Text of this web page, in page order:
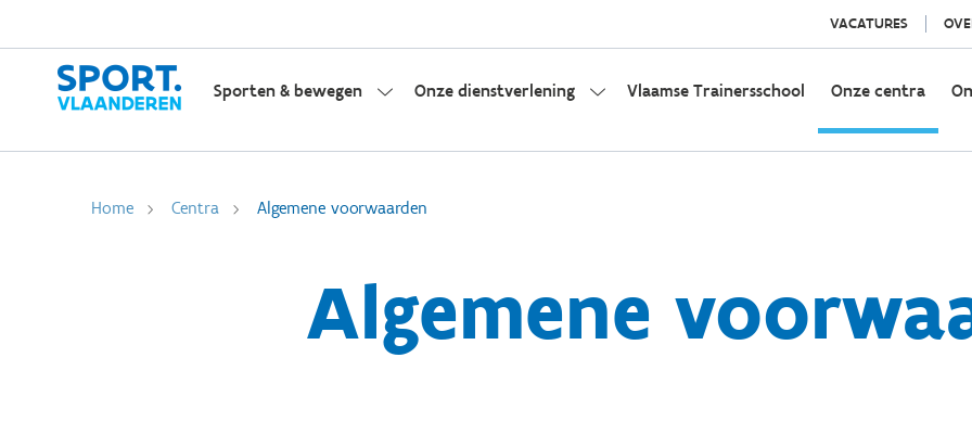
VACATURES
Sporten & bewegen Onze dienstverlening Vlaamse Trainersschool Onze centra
Home Centra Algemene voorwaarden
Algemene